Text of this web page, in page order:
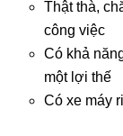
Thật thà,
công việc
Có khả
một lợi thế
Có xe máy